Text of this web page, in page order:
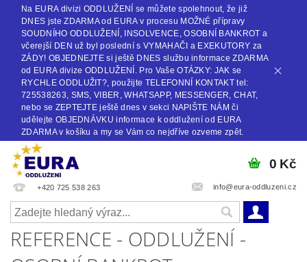
Na EURA divizi ODDLUŽENÍ se můžete spolehnout, že již
DNES jste ZDARMA od EURA v procesu MOŽNÉ přípravy
SOUDNÍHO ODDLUŽENÍ, INSOLVENCE, OSOBNÍ BANKROT a
včerejší DEN už byl poslední s VYMAHAČI a EXEKUTORY za
ZÁDY! OBJEDNEJTE si ještě DNES službu informace ZDARMA
od EURA divize ODDLUŽENÍ. Pro Vaše OTÁZKY: JAK se
RYCHLE ODDLUŽIT?, použijte TELEFONNÍ KONTAKT tel:
725538263, SMS, VIBER, WHATSAPP, MESSENGER, CHAT,
nebo se ZEPTEJTE ještě dnes v sekci NAPIŠTE NÁM či
udělejte OBJEDNÁVKU informace k oddlužení od EURA
ZDARMA v košíku a my se Vám co nejdříve ozveme zpět.
+420 725 538 263 info@eura-oddluzeni.cz
0 Kč
REFERENCE - ODDLUŽENÍ -